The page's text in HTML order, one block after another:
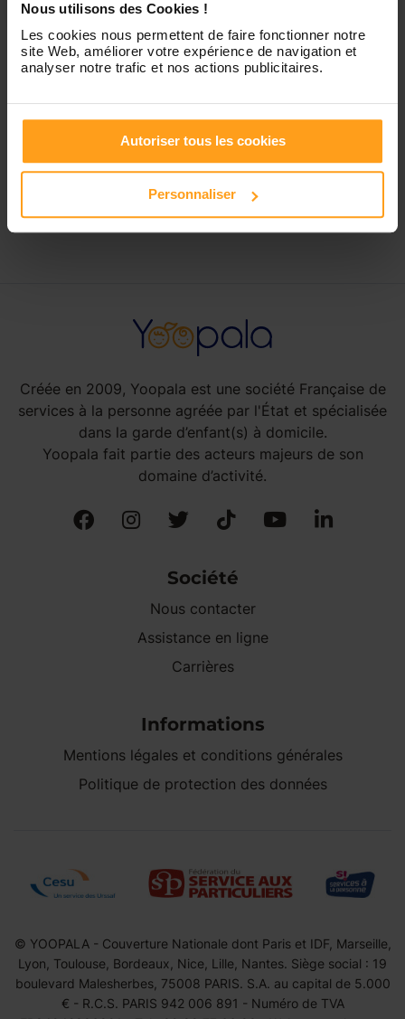
Nous utilisons des Cookies !
Les cookies nous permettent de faire fonctionner notre
site Web, améliorer votre expérience de navigation et
analyser notre trafic et nos actions publicitaires.
Autoriser tous les cookies
Personnaliser
1
Petites annonces de
babysitting à Annois
Créée en 2009, Yoopala est une société Française de
services à la personne agréée par l'État et spécialisée
dans la garde d’enfant(s) à domicile.
Yoopala fait partie des acteurs majeurs de son
domaine d’activité.
Société
Nous contacter
Assistance en ligne
Carrières
Informations
Mentions légales et conditions générales
Politique de protection des données
© YOOPALA - Couverture Nationale dont Paris et IDF, Marseille,
Lyon, Toulouse, Bordeaux, Nice, Lille, Nantes. Siège social : 19
boulevard Malesherbes, 75008 PARIS. S.A. au capital de 5.000
€ - R.C.S. PARIS 942 006 891 - Numéro de TVA